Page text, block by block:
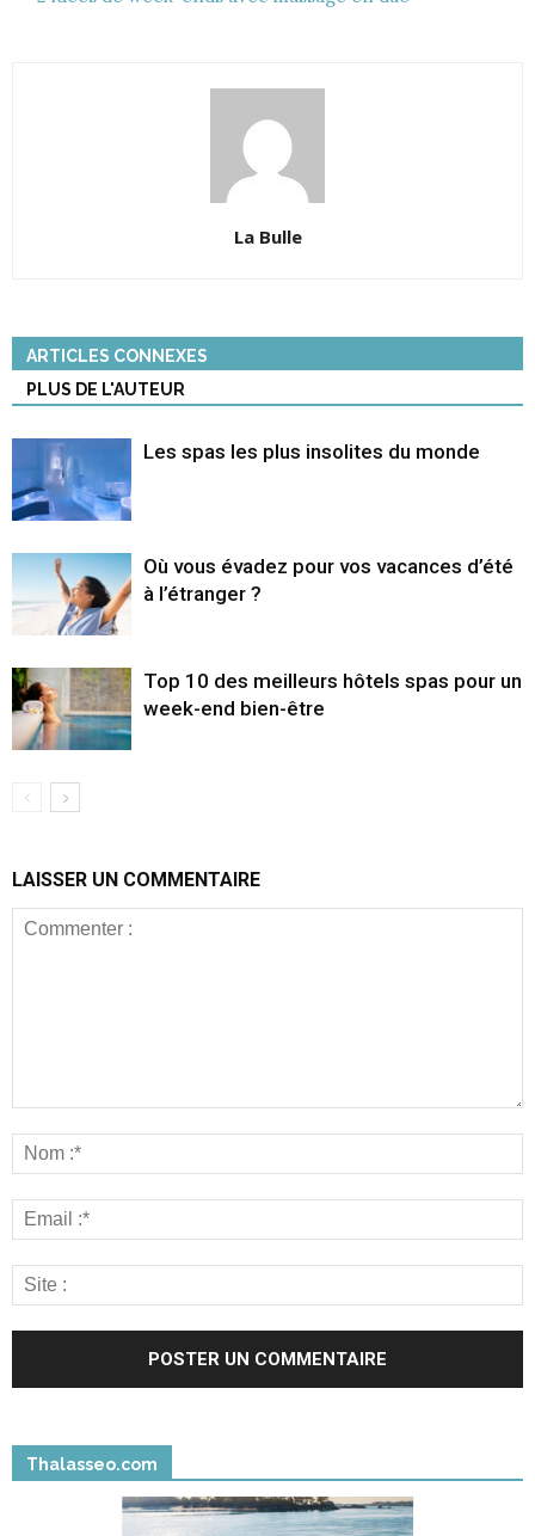
La Bulle
ARTICLES CONNEXES
PLUS DE L'AUTEUR
Les spas les plus insolites du monde
Où vous évadez pour vos vacances d’été
à l’étranger ?
Top 10 des meilleurs hôtels spas pour un
week-end bien-être
LAISSER UN COMMENTAIRE
Thalasseo.com